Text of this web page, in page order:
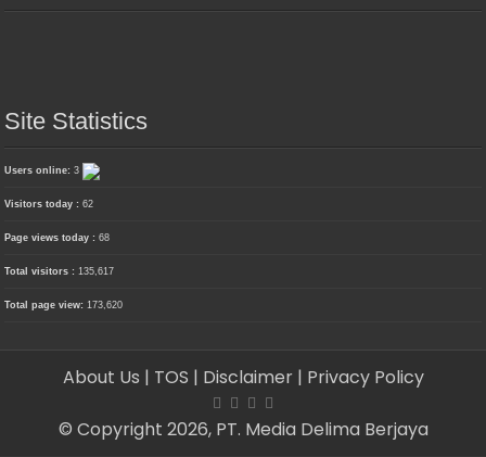
Site Statistics
Users online:3
Visitors today :62
Page views today :68
Total visitors :135,617
Total page view:173,620
About Us | TOS | Disclaimer | Privacy Policy
© Copyright 2026, PT. Media Delima Berjaya